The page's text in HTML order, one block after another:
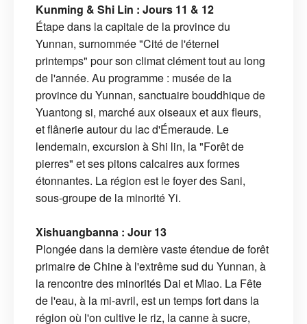
Kunming & Shi Lin : Jours 11 & 12
Étape dans la capitale de la province du
Yunnan, surnommée "Cité de l'éternel
printemps" pour son climat clément tout au long
de l'année. Au programme : musée de la
province du Yunnan, sanctuaire bouddhique de
Yuantong si, marché aux oiseaux et aux fleurs,
et flânerie autour du lac d'Émeraude. Le
lendemain, excursion à Shi lin, la "Forêt de
pierres" et ses pitons calcaires aux formes
étonnantes. La région est le foyer des Sani,
sous-groupe de la minorité Yi.
Xishuangbanna : Jour 13
Plongée dans la dernière vaste étendue de forêt
primaire de Chine à l'extrême sud du Yunnan, à
la rencontre des minorités Dai et Miao. La Fête
de l'eau, à la mi-avril, est un temps fort dans la
région où l'on cultive le riz, la canne à sucre,